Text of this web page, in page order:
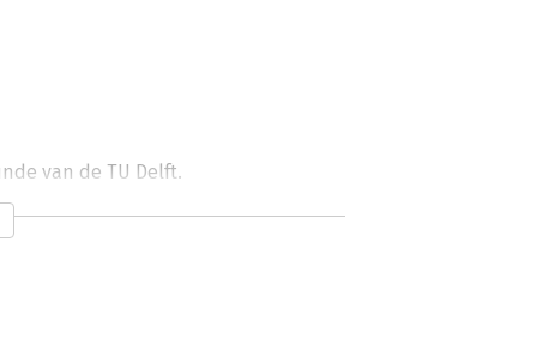
van de TU Delft.